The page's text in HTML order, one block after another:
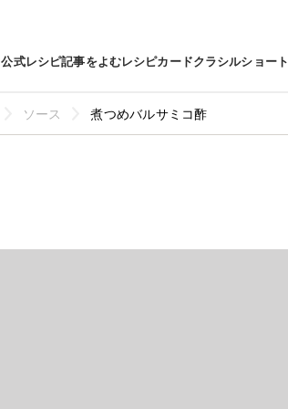
公式レシピ記事をよむレシピカードクラシルショート
ソース 煮つめバルサミコ酢